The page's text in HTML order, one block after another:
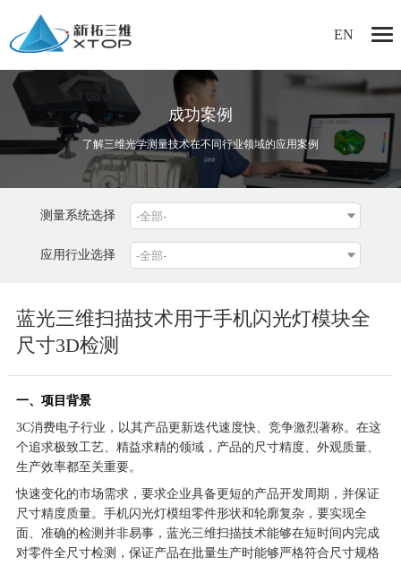
EN
成功案例
了解三维光学测量技术在不同行业领域的应用案例
测量系统选择
应用行业选择
蓝光三维扫描技术用于手机闪光灯模块全
尺寸3D检测
一、项目背景
3C消费电子行业，以其产品更新迭代速度快、竞争激烈著称。在这
个追求极致工艺、精益求精的领域，产品的尺寸精度、外观质量、
生产效率都至关重要。
快速变化的市场需求，要求企业具备更短的产品开发周期，并保证
尺寸精度质量。手机闪光灯模组零件形状和轮廓复杂，要实现全
面、准确的检测并非易事，蓝光三维扫描技术能够在短时间内完成
对零件全尺寸检测，保证产品在批量生产时能够严格符合尺寸规格